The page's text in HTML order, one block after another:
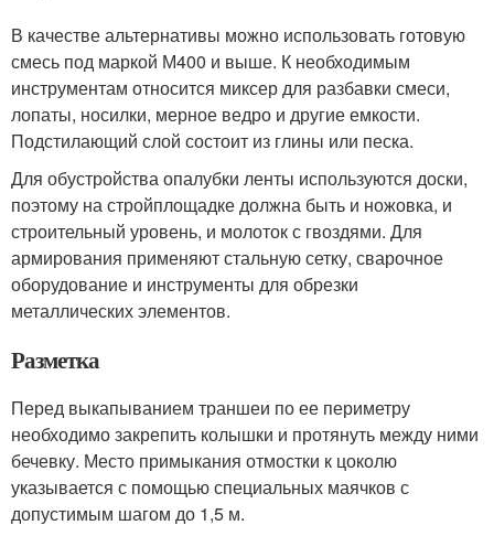
В качестве альтернативы можно использовать готовую
смесь под маркой М400 и выше. К необходимым
инструментам относится миксер для разбавки смеси,
лопаты, носилки, мерное ведро и другие емкости.
Подстилающий слой состоит из глины или песка.
Для обустройства опалубки ленты используются доски,
поэтому на стройплощадке должна быть и ножовка, и
строительный уровень, и молоток с гвоздями. Для
армирования применяют стальную сетку, сварочное
оборудование и инструменты для обрезки
металлических элементов.
Разметка
Перед выкапыванием траншеи по ее периметру
необходимо закрепить колышки и протянуть между ними
бечевку. Место примыкания отмостки к цоколю
указывается с помощью специальных маячков с
допустимым шагом до 1,5 м.